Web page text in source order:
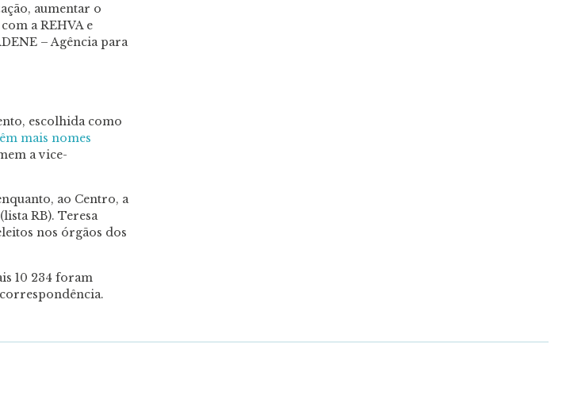
aumentar o
a REHVA e
– Agência para
escolhida como
mais nomes
a vice-
ao Centro, a
RB). Teresa
nos órgãos dos
10 234 foram